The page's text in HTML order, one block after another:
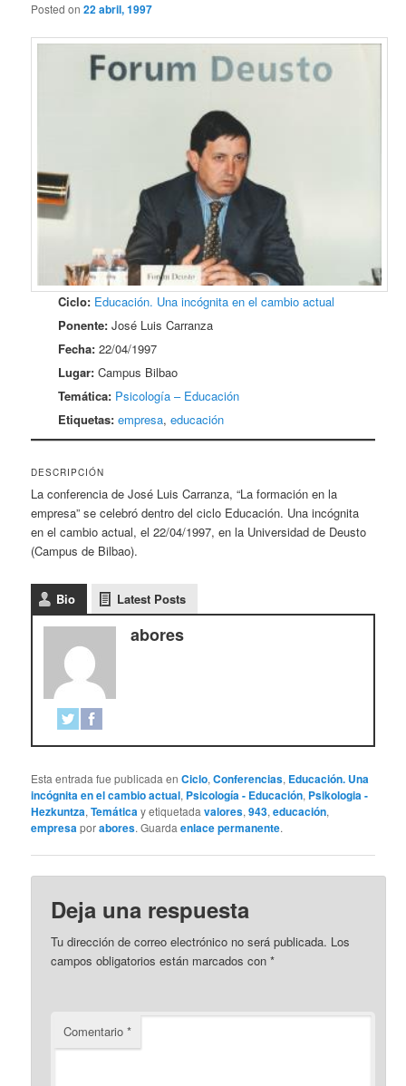
Posted on22 abril, 1997
Ciclo: Educación. Una incógnita en el cambio actual
Ponente: José Luis Carranza
Fecha: 22/04/1997
Lugar: Campus Bilbao
Temática: Psicología – Educación
Etiquetas: empresa,educación
DESCRIPCIÓN
La conferencia de José Luis Carranza, “La formación en la
empresa” se celebró dentro del ciclo Educación. Una incógnita
en el cambio actual, el 22/04/1997, en la Universidad de Deusto
(Campus de Bilbao).
Bio Latest Posts
abores
Esta entrada fue publicada enCiclo,Conferencias, Educación. Una
incógnita en el cambio actual, Psicología - Educación, Psikologia -
Hezkuntza,Temáticay etiquetadavalores,943,educación,
empresaporabores. Guardaenlace permanente.
Deja una respuesta
Tu dirección de correo electrónico no será publicada. Los
campos obligatorios están marcados con*
Comentario*